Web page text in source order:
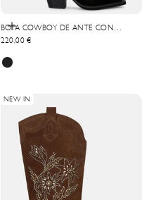
Choisir les options
BOTA COWBOY DE ANTE CON
PEDRERÍA Y FLECOS
Prix de vente
220,00 €
NEW IN